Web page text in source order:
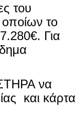
του
το
Για
να
και κάρτα